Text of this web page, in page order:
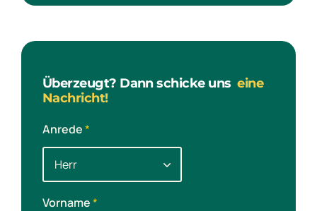
Überzeugt? Dann schicke uns eine
Nachricht!
Anrede*
Vorname*